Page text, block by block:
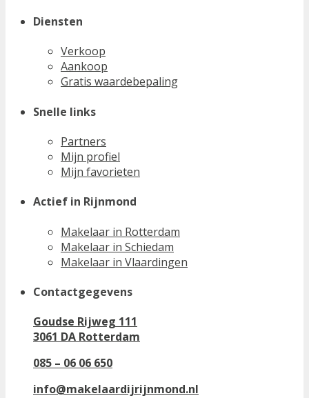
Diensten
Verkoop
Aankoop
Gratis waardebepaling
Snelle links
Partners
Mijn profiel
Mijn favorieten
Actief in Rijnmond
Makelaar in Rotterdam
Makelaar in Schiedam
Makelaar in Vlaardingen
Contactgegevens
Goudse Rijweg 111
3061 DA Rotterdam
085 – 06 06 650
info@makelaardijrijnmond.nl